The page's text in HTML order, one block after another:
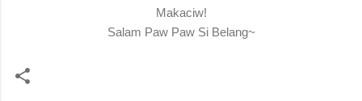
Makaciw!
Salam Paw Paw Si Belang~